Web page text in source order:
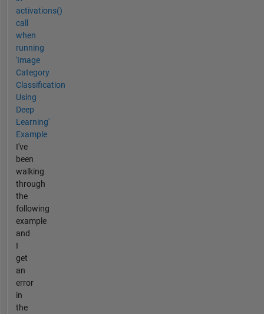
activations()
call
when
running
'Image
Category
Classification
Using
Deep
Learning'
Example
I've
been
walking
through
the
following
example
and
I
get
an
error
in
the